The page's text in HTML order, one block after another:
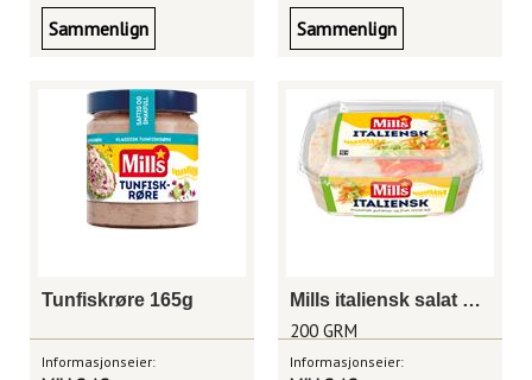
Sammenlign Sammenlign
Tunfiskrøre 165g
Informasjonseier:
Mills italiensk salat 200g
200 GRM
Informasjonseier: